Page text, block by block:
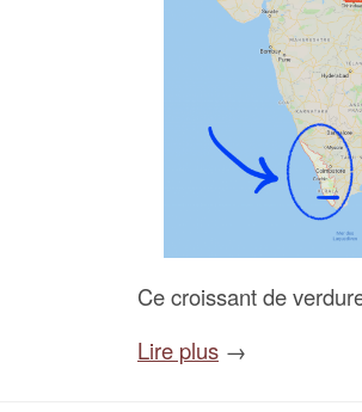
Ce croissant de
Lire plus →